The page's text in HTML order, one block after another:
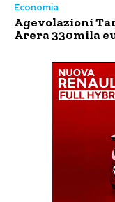
Economia
Agevolazioni
Arera 330mila